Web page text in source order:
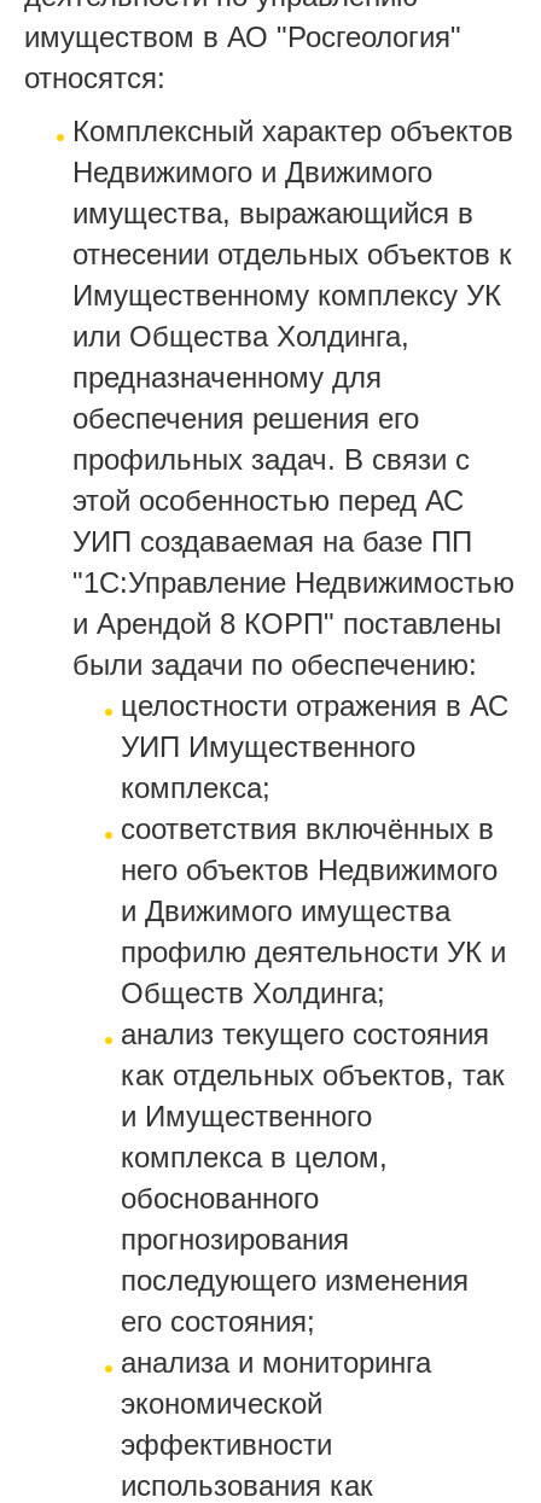
имуществом в АО "Росгеология"
относятся:
Комплексный характер объектов
Недвижимого и Движимого
имущества, выражающийся в
отнесении отдельных объектов к
Имущественному комплексу УК
или Общества Холдинга,
предназначенному для
обеспечения решения его
профильных задач. В связи с
этой особенностью перед АС
УИП создаваемая на базе ПП
"1С:Управление Недвижимостью
и Арендой 8 КОРП" поставлены
были задачи по обеспечению:
целостности отражения в АС
УИП Имущественного
комплекса;
соответствия включённых в
него объектов Недвижимого
и Движимого имущества
профилю деятельности УК и
Обществ Холдинга;
анализ текущего состояния
как отдельных объектов, так
и Имущественного
комплекса в целом,
обоснованного
прогнозирования
последующего изменения
его состояния;
анализа и мониторинга
экономической
эффективности
использования как